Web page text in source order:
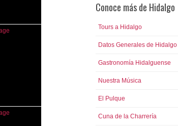
Conoce más de Hidalgo
Tours a Hidalgo
Datos Generales de Hidalgo
Gastronomía Hidalguense
Nuestra Música
El Pulque
Cuna de la Charrería